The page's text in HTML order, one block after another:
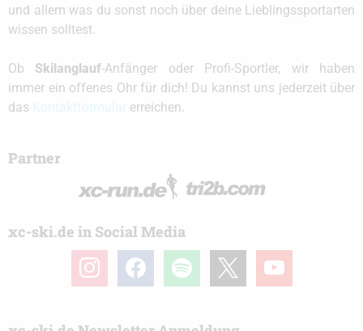
und allem was du sonst noch über deine Lieblingssportarten
wissen solltest.
Ob Skilanglauf-Anfänger oder Profi-Sportler, wir haben
immer ein offenes Ohr für dich! Du kannst uns jederzeit über
das
erreichen.
Partner
xc-ski.de in Social Media
instagramfacebook spotify youtube